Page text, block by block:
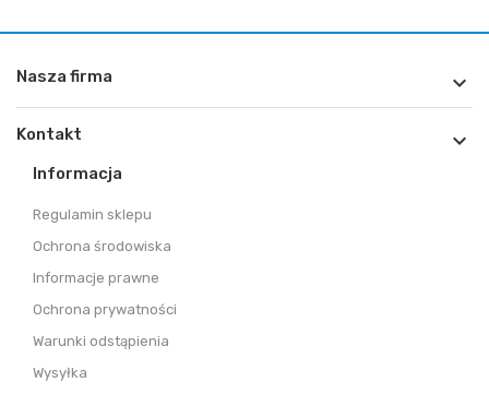
Nasza firma 
Kontakt 
Informacja
Regulamin sklepu
Ochrona środowiska
Informacje prawne
Ochrona prywatności
Warunki odstąpienia
Wysyłka